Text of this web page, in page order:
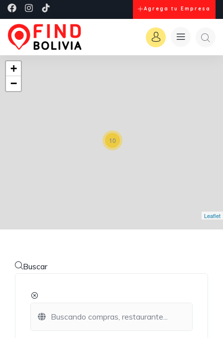
Agrega tu Empresa
10
+
−
Leaflet
Buscar